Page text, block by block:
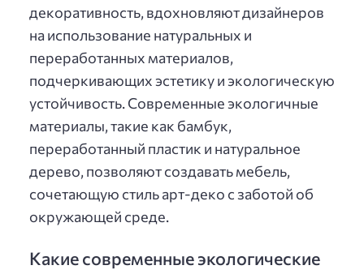
декоративность, вдохновляют дизайнеров
на использование натуральных и
переработанных материалов,
подчеркивающих эстетику и экологическую
устойчивость. Современные экологичные
материалы, такие как бамбук,
переработанный пластик и натуральное
дерево, позволяют создавать мебель,
сочетающую стиль арт-деко с заботой об
окружающей среде.
Какие современные экологические